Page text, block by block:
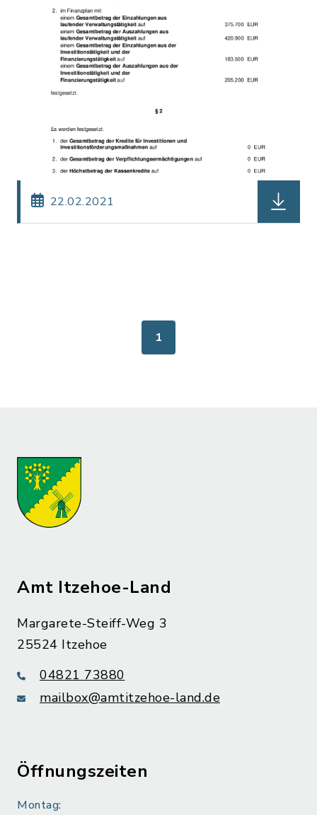
22.02.2021
1
Amt Itzehoe-Land
Margarete-Steiff-Weg 3
25524 Itzehoe
04821 73880
mailbox@amtitzehoe-land.de
Öffnungszeiten
Montag: